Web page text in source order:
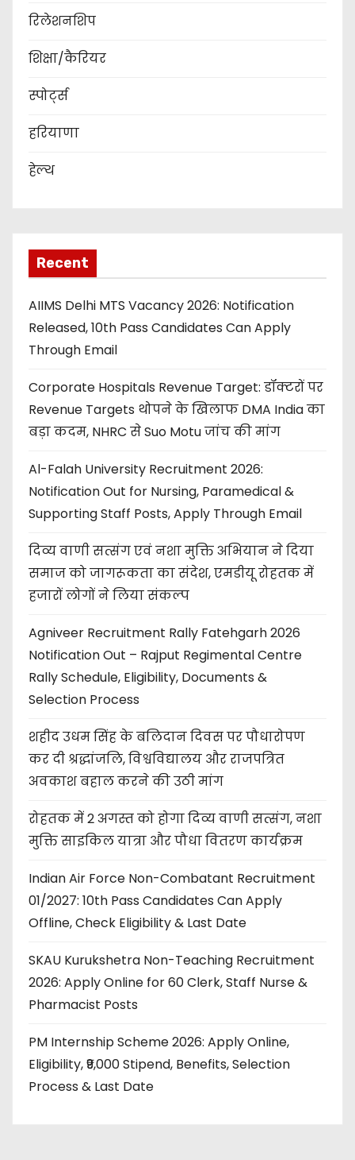
रिलेशनशिप
शिक्षा/कैरियर
स्पोर्ट्स
हरियाणा
हेल्थ
Recent
AIIMS Delhi MTS Vacancy 2026: Notification
Released, 10th Pass Candidates Can Apply
Through Email
Corporate Hospitals Revenue Target: डॉक्टरों पर
Revenue Targets थोपने के खिलाफ DMA India का
बड़ा कदम, NHRC से Suo Motu जांच की मांग
Al-Falah University Recruitment 2026:
Notification Out for Nursing, Paramedical &
Supporting Staff Posts, Apply Through Email
दिव्य वाणी सत्संग एवं नशा मुक्ति अभियान ने दिया
समाज को जागरूकता का संदेश, एमडीयू रोहतक में
हजारों लोगों ने लिया संकल्प
Agniveer Recruitment Rally Fatehgarh 2026
Notification Out – Rajput Regimental Centre
Rally Schedule, Eligibility, Documents &
Selection Process
शहीद उधम सिंह के बलिदान दिवस पर पौधारोपण
कर दी श्रद्धांजलि, विश्वविद्यालय और राजपत्रित
अवकाश बहाल करने की उठी मांग
रोहतक में 2 अगस्त को होगा दिव्य वाणी सत्संग, नशा
मुक्ति साइकिल यात्रा और पौधा वितरण कार्यक्रम
Indian Air Force Non-Combatant Recruitment
01/2027: 10th Pass Candidates Can Apply
Offline, Check Eligibility & Last Date
SKAU Kurukshetra Non-Teaching Recruitment
2026: Apply Online for 60 Clerk, Staff Nurse &
Pharmacist Posts
PM Internship Scheme 2026: Apply Online,
Eligibility, ₹9,000 Stipend, Benefits, Selection
Process & Last Date